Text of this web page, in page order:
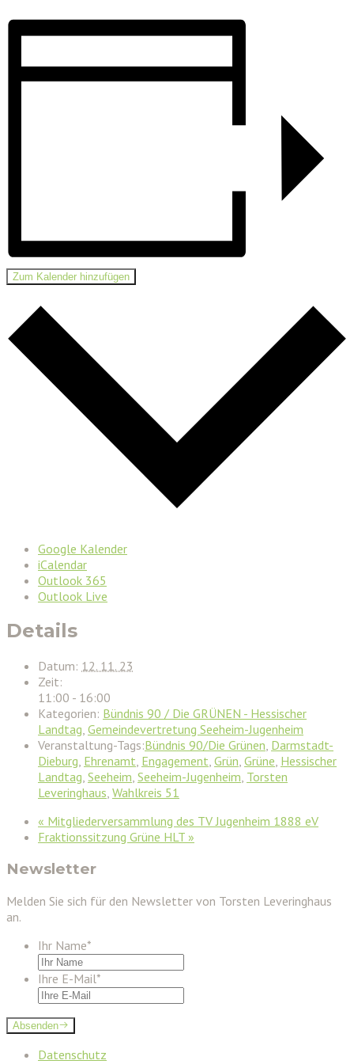
Zum Kalender hinzufügen
Google Kalender
iCalendar
Outlook 365
Outlook Live
Details
Datum: 12. 11. 23
Zeit:
11:00 - 16:00
Kategorien: Bündnis 90 / Die GRÜNEN - Hessischer
Landtag, Gemeindevertretung Seeheim-Jugenheim
Veranstaltung-Tags:Bündnis 90/Die Grünen, Darmstadt-
Dieburg, Ehrenamt, Engagement, Grün, Grüne, Hessischer
Landtag, Seeheim, Seeheim-Jugenheim, Torsten
Leveringhaus, Wahlkreis 51
« Mitgliederversammlung des TV Jugenheim 1888 eV
Fraktionssitzung Grüne HLT »
Newsletter
Melden Sie sich für den Newsletter von Torsten Leveringhaus
an.
Ihr Name*
Ihre E-Mail*
Absenden
Datenschutz